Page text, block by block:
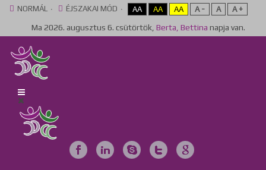
NORMÁL ÉJSZAKAI MÓD AA AA AA A - A A +
Ma 2026. augusztus 6. csütörtök, Berta, Bettina napja van.